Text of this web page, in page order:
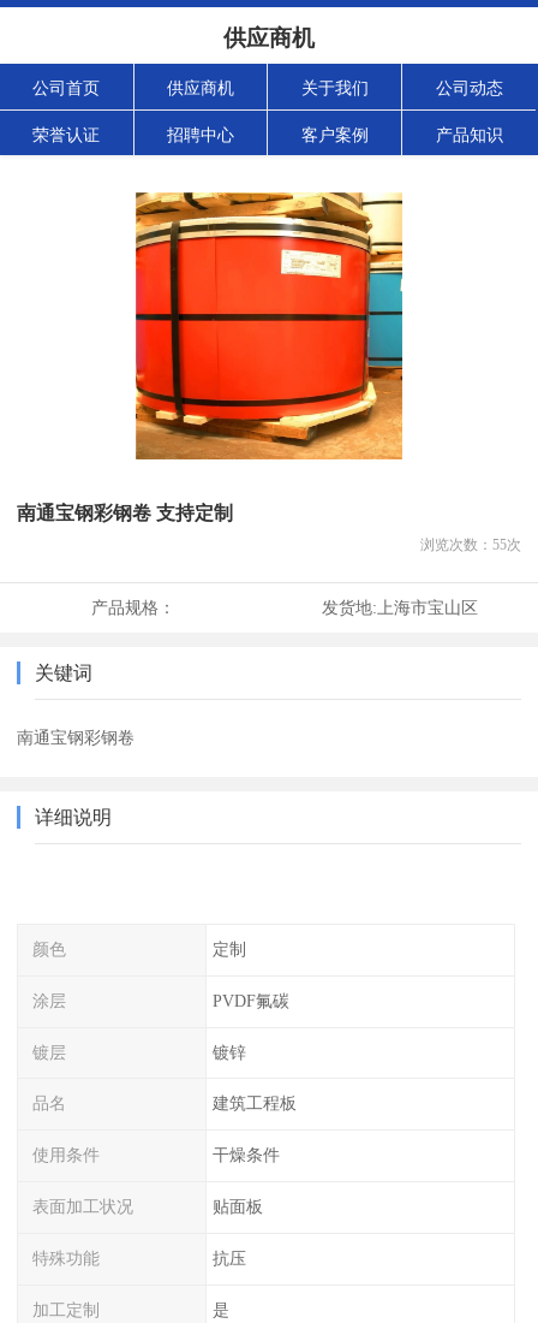
供应商机
公司首页 供应商机 关于我们 公司动态
荣誉认证 招聘中心 客户案例 产品知识
南通宝钢彩钢卷 支持定制
浏览次数： 55次
产品规格： 发货地: 上海市宝山区
关键词
南通宝钢彩钢卷
详细说明
颜色 定制
涂层 PVDF氟碳
镀层 镀锌
品名 建筑工程板
使用条件 干燥条件
表面加工状况 贴面板
特殊功能 抗压
加工定制 是